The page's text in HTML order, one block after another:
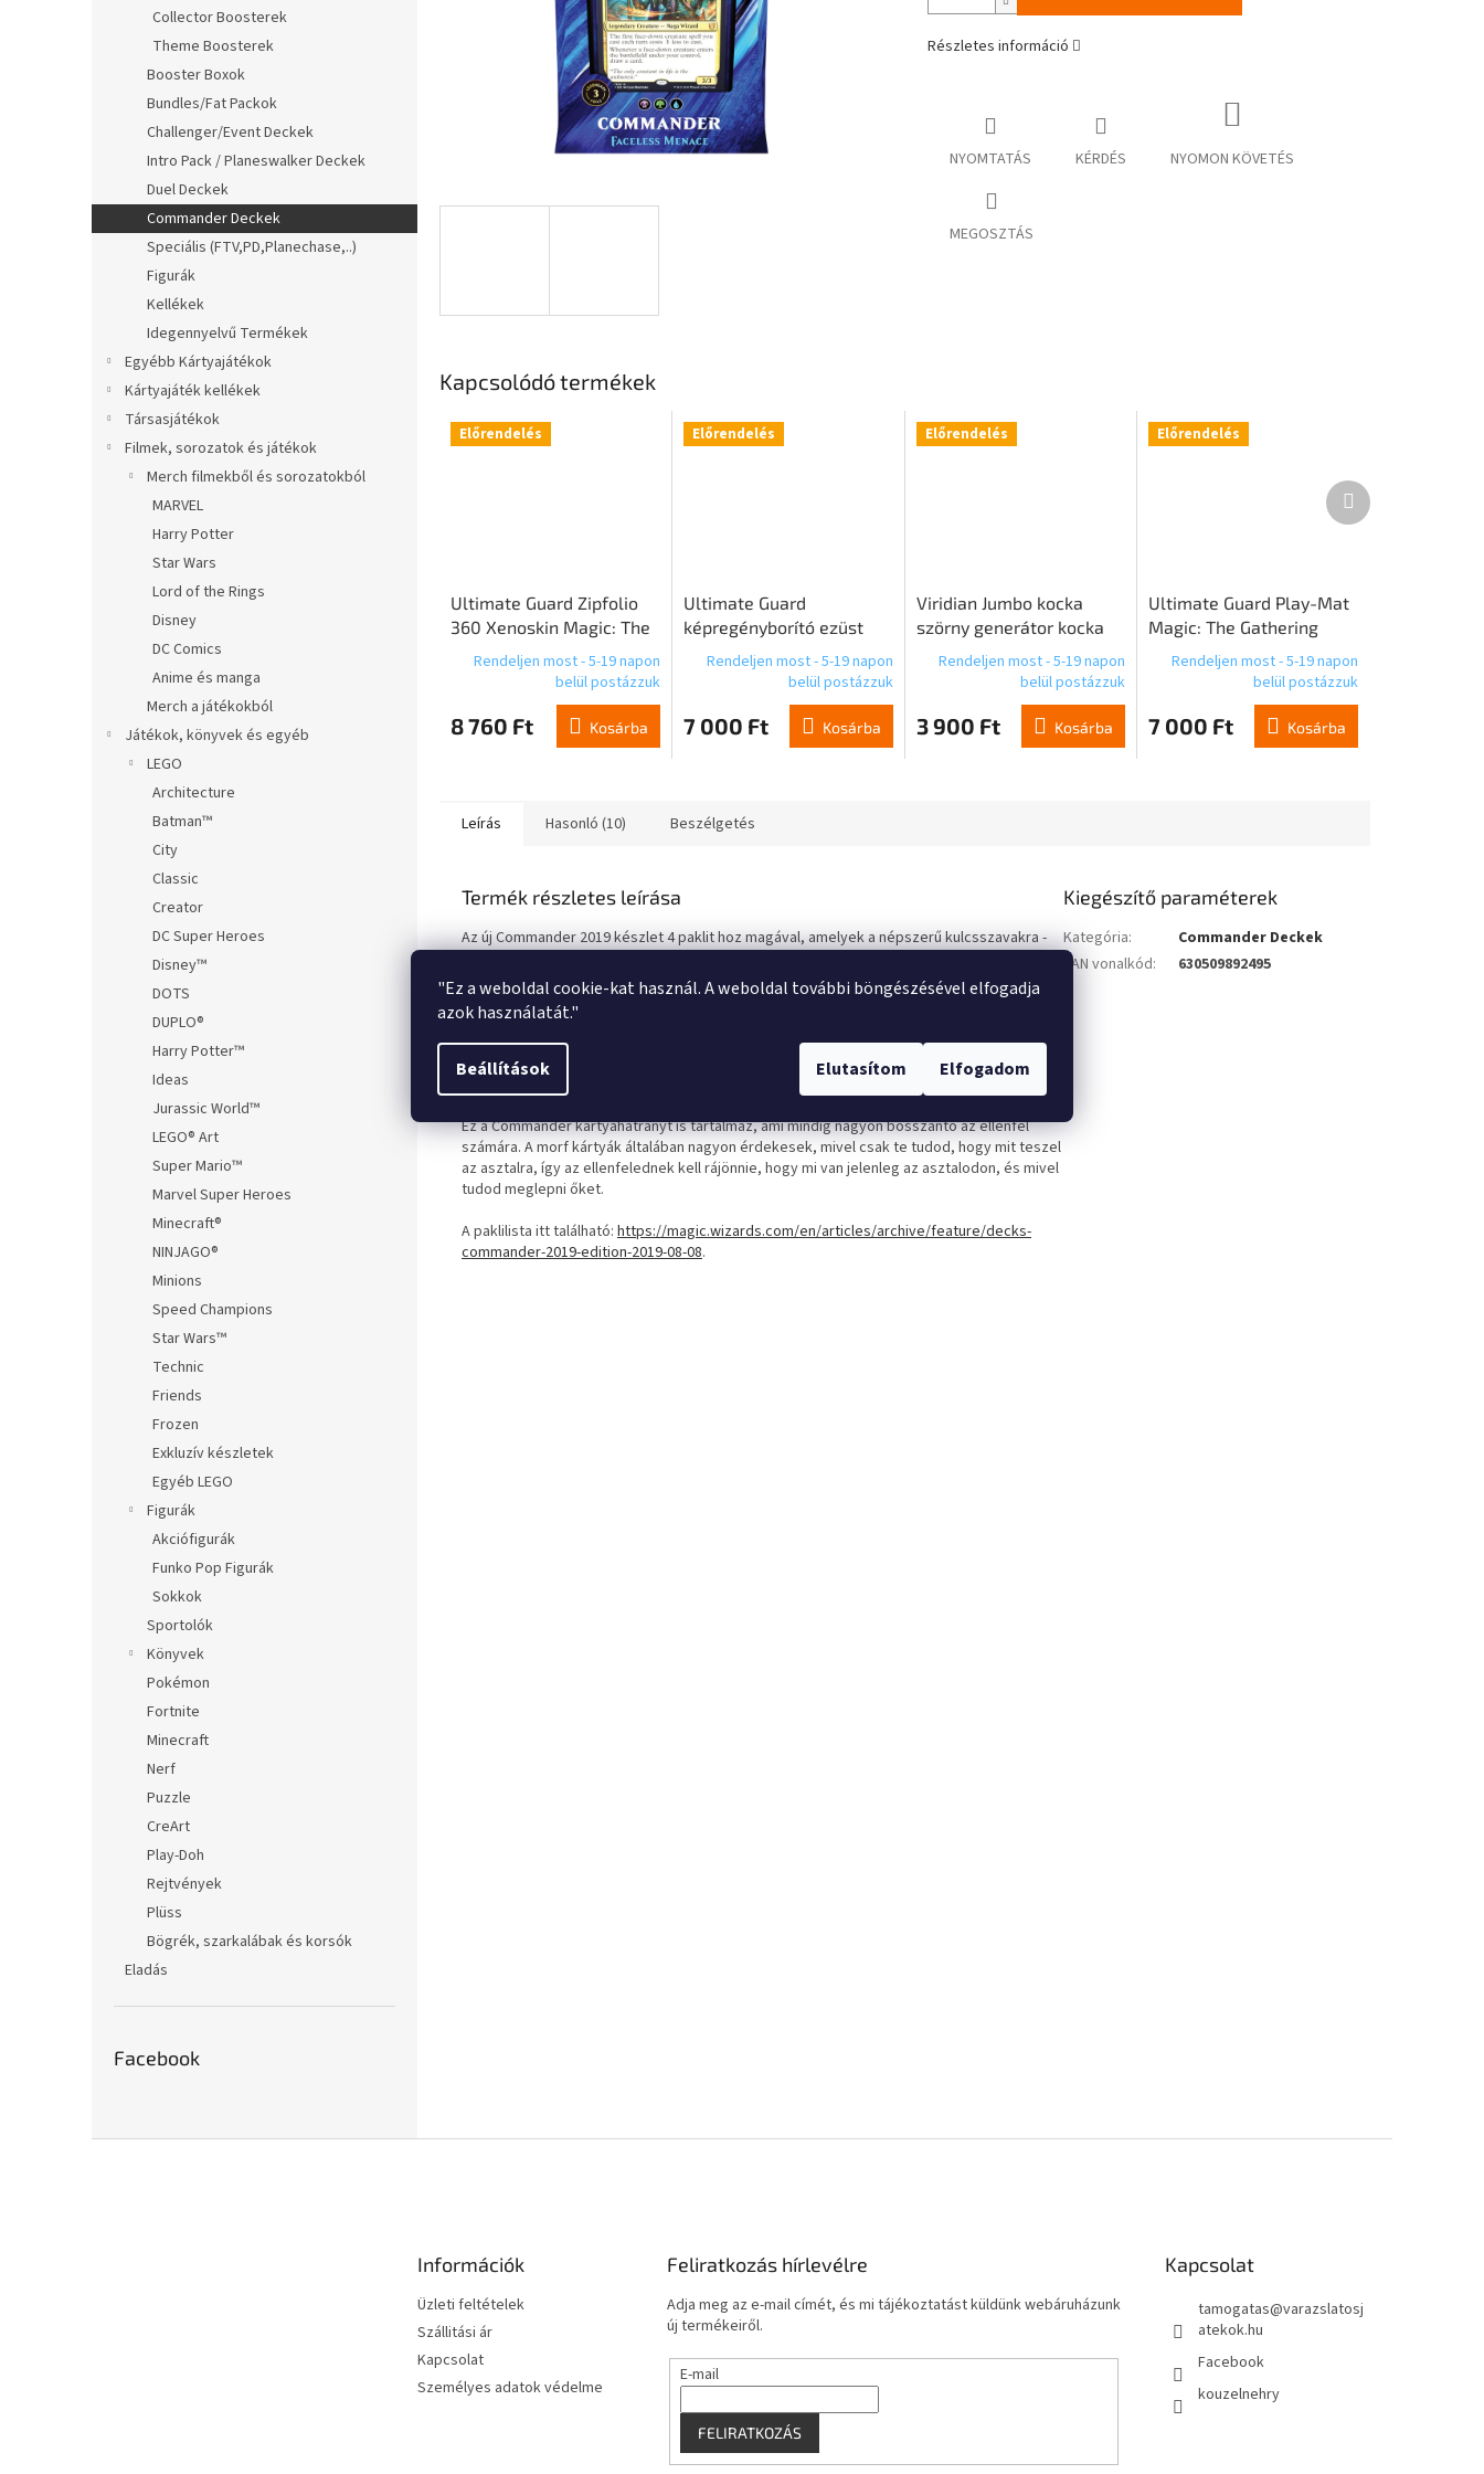
"Ez a weboldal cookie-kat használ. A weboldal további böngészésével elfogadja
azok használatát."
Beállítások Elutasítom Elfogadom
Collector Boosterek
Theme Boosterek
Booster Boxok
Bundles/Fat Packok
Challenger/Event Deckek
Intro Pack / Planeswalker Deckek
Duel Deckek
Commander Deckek
Speciális (FTV,PD,Planechase,..)
Figurák
Kellékek
Idegennyelvű Termékek
Egyébb Kártyajátékok
Kártyajáték kellékek
Társasjátékok
Filmek, sorozatok és játékok
Merch filmekből és sorozatokból
MARVEL
Harry Potter
Star Wars
Lord of the Rings
Disney
DC Comics
Anime és manga
Merch a játékokból
Játékok, könyvek és egyéb
LEGO
Architecture
Batman™
City
Classic
Creator
DC Super Heroes
Disney™
DOTS
DUPLO®
Harry Potter™
Ideas
Jurassic World™
LEGO® Art
Super Mario™
Marvel Super Heroes
Minecraft®
NINJAGO®
Minions
Speed Champions
Star Wars™
Technic
Friends
Frozen
Exkluzív készletek
Egyéb LEGO
Figurák
Akciófigurák
Funko Pop Figurák
Sokkok
Sportolók
Könyvek
Pokémon
Fortnite
Minecraft
Nerf
Puzzle
CreArt
Play-Doh
Rejtvények
Plüss
Bögrék, szarkalábak és korsók
Eladás
Facebook
Részletes információ
NYOMTATÁS KÉRDÉS NYOMON KÖVETÉS
MEGOSZTÁS
Kapcsolódó termékek
Előrendelés
Ultimate Guard Zipfolio
360 Xenoskin Magic: The
Gathering "Aetherdrift" -
Design 4
Rendeljen most - 5-19 napon
belül postázzuk
8 760 Ft Kosárba
Előrendelés
Ultimate Guard
képregényborító ezüst
Rendeljen most - 5-19 napon
belül postázzuk
7 000 Ft Kosárba
Előrendelés
Viridian Jumbo kocka
szörny generátor kocka
D12 bézs színű
Rendeljen most - 5-19 napon
belül postázzuk
3 900 Ft Kosárba
Előrendelés
Ultimate Guard Play-Mat
Magic: The Gathering
"Lorwyn Eclipsed" - Kék
Rendeljen most - 5-19 napon
belül postázzuk
7 000 Ft Kosárba
Következő
termék
Leírás Hasonló (10) Beszélgetés
Termék részletes leírása
Az új Commander 2019 készlet 4 paklit hoz magával, amelyek a népszerű kulcsszavakra -
amely még a régi időkből származik, amikor a Magic: the Gathering még gyakori
kártyajáték volt. Az első Morph kártyák 2002-ből és az Onslaught kiadásból származnak.
Azóta a Morph visszatért mindenki kedvenc Khans of Tarkir-kiadásában, és most újra, és
még jobban a teljes Commander pakliban. Nem titok, hogy a "Morph" tábornokot már
régóta szerette volna a kártyás közösség, és most végre teljesült a kívánságuk. Kadena, a
Slinking Sorcerer egy nagyon sokoldalú kártya, amely 3 színtelen manával csökkenti a
Ez a Commander kártyahátrányt is tartalmaz, ami mindig nagyon bosszantó az ellenfél
számára. A morf kártyák általában nagyon érdekesek, mivel csak te tudod, hogy mit teszel
az asztalra, így az ellenfelednek kell rájönnie, hogy mi van jelenleg az asztalodon, és mivel
tudod meglepni őket.
A paklilista itt található: https://magic.wizards.com/en/articles/archive/feature/decks-
commander-2019-edition-2019-08-08.
Kiegészítő paraméterek
Kategória:
Commander Deckek
EAN vonalkód: 630509892495
Információk
Üzleti feltételek
Szállitási ár
Kapcsolat
Személyes adatok védelme
Feliratkozás hírlevélre
Adja meg az e-mail címét, és mi tájékoztatást küldünk webáruházunk
új termékeiről.
E-mail
FELIRATKOZÁS
Kapcsolat
tamogatas@varazslatosj
atekok.hu
Facebook
kouzelnehry